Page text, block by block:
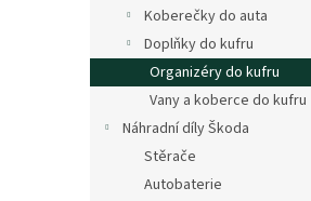
Koberečky do auta
Doplňky do kufru
Organizéry do kufru
Vany a koberce do kufru
Náhradní díly Škoda
Stěrače
Autobaterie